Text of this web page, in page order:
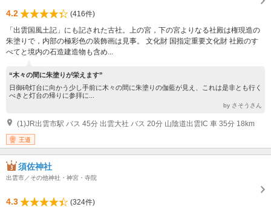
4.2
(416件)
「出雲国風土記」にも記された古社。上の宮，下の宮よりなる社殿は権現造の
朱塗りで，内部の極彩色の装飾画は見事。 文化財 国指定重要文化財 社殿のす
べてと境内の石造建造物も含め...
“木々の間に朱塗りが栄えます”
日御碕灯台に向かう少し手前に木々の間に朱塗りの伽藍が見え、これは是非とも行く
べきと灯台の帰りに参拝に...
by さそうさん
(1)JR出雲市駅 バス 45分 出雲大社 バス 20分 山陰道出雲IC 車 35分 18km
王道
須佐神社
出雲市／その他神社・神宮・寺院
4.3
(324件)